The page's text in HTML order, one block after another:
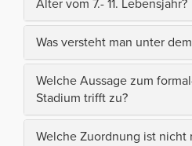
Alter vom 7.- 11. Lebensjahr?
Was versteht man unter
Welche Aussage zum
Stadium trifft zu?
Welche Zuordnung ist nicht